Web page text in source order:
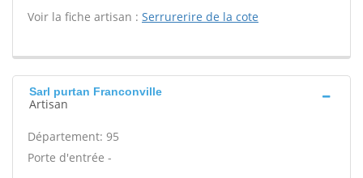
Voir la fiche artisan : Serrurerire de la cote
Sarl purtan Franconville
Artisan
Département: 95
Porte d'entrée -